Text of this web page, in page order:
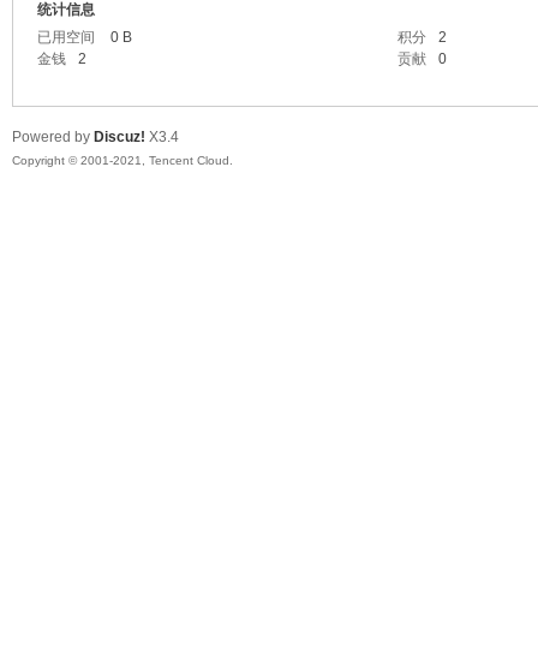
统计信息
已用空间
0 B 积分
2
金钱
2 贡献 0
Powered by Discuz! X3.4
Copyright © 2001-2021, Tencent Cloud.